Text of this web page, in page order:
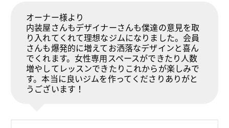
オーナー様より
内装屋さんもデザイナーさんも僕達の意見を取
り入れてくれて理想なジムになりました。会員
さんも爆発的に増えてお洒落なデザインと喜ん
でくれます。女性専用スペースができたり人数
増やしてレッスンできたりこれからが楽しみで
す。本当に良いジムを作ってくださりありがと
うございます！